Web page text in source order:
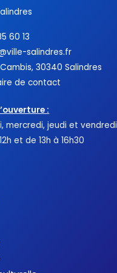
60 13
salindres.fr
30340 Salindres
de contact
:
mercredi, jeudi et vendredi
et de 13h à 16h30